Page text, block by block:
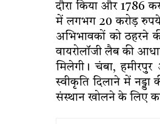
दौरा किया और 1786
में लगभग 20 करोड़ रुपये
अभिभावकों को ठहरने
वायरोलॉजी लैब की
मिलेगी। चंबा,
स्वीकृति दिलाने में
संस्थान खोलने के लिए